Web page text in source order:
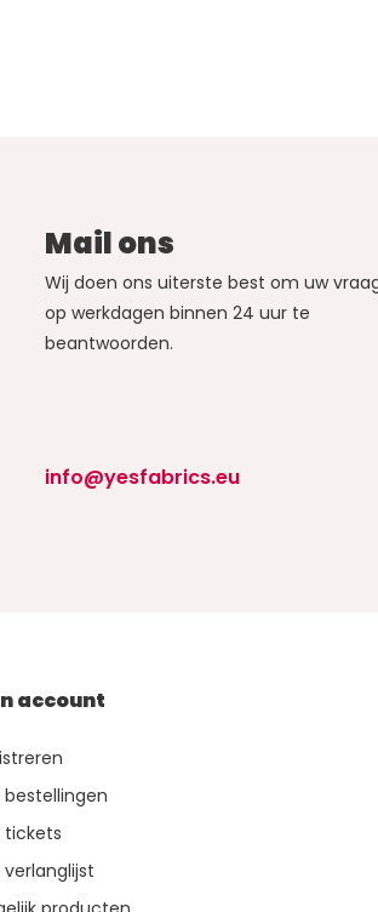
Mail ons
Wij doen ons uiterste best om uw
op werkdagen binnen 24 uur te
beantwoorden.
info@yesfabrics.eu
account
bestellingen
tickets
verlanglijst